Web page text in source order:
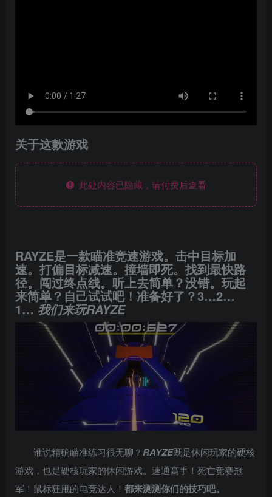
关于这款游戏
此处内容已隐藏，请付费后查看
RAYZE是一款瞄准竞速游戏。击中目标加
速。打偏目标减速。撞墙即死。找到最快路
径。闯过终点线。听上去简单？没错。玩起
来简单？自己试试吧！准备好了？3…2…
1… 我们来玩RAYZE
谁说精确瞄准练习很无聊？RAYZE既是休闲玩家的硬核
游戏，也是硬核玩家的休闲游戏。速通高手！死亡竞赛冠
军！鼠标狂甩的电竞达人！ 都来测测你们的技巧吧。